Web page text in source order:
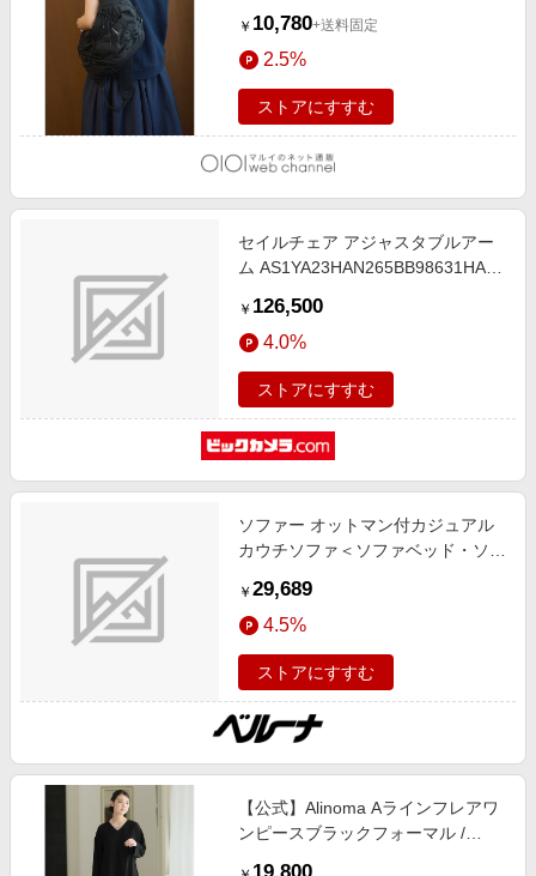
￥ 10,780+送料固定
2.5%
ストアにすすむ
セイルチェア アジャスタブルアー
ム AS1YA23HAN265BB98631HA09
/リクライニングあり]
￥ 126,500
4.0%
ストアにすすむ
ソファー オットマン付カジュアル
カウチソファ＜ソファベッド・ソフ
カウチソファー・ローソファ＞ グ
レー １２０Ｘ７７Ｘ６５ インテリ
ア iellio 秋号 設置サービス SNS,ロ
ングセラー,動画あり
￥ 29,689
4.5%
ストアにすすむ
【公式】Alinoma Aラインフレアワ
ンピースブラックフォーマル /